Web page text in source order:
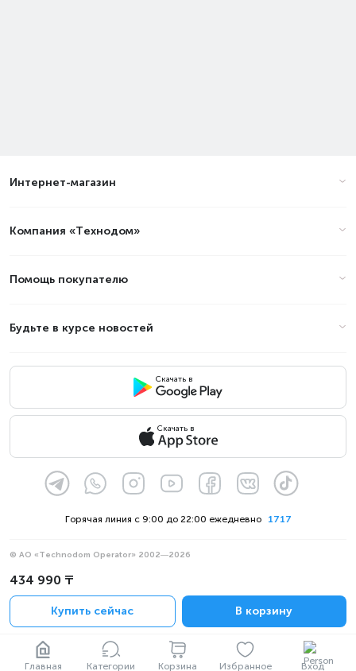
Главная Категории Корзина Избранное Вход
434 990 ₸
Купить сейчас В корзину
Интернет-магазин
Компания «Технодом»
Помощь покупателю
Будьте в курсе новостей
Скачать в
Скачать в
1717
Горячая линия с 9:00 до 22:00 ежедневно
© АО «Technodom Operator» 2002—2026
Политика конфиденциальности